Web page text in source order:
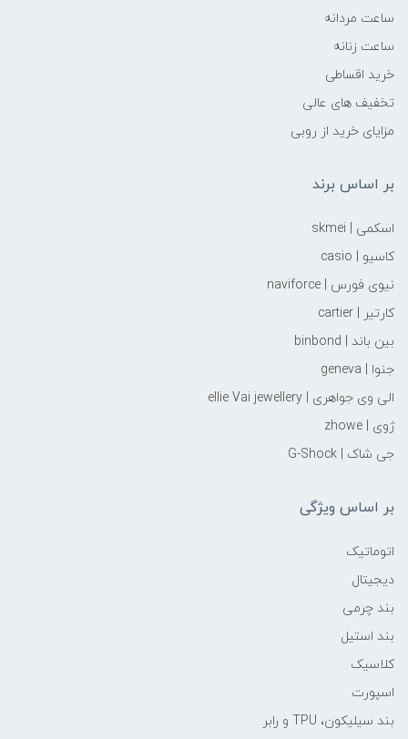
ساعت مردانه
ساعت زنانه
خرید اقساطی
تخفیف های عالی
مزایای خرید از روبی
بر اساس برند
اسکمی | skmei
کاسیو | casio
نیوی فورس | naviforce
کارتیر | cartier
بین باند | binbond
جنوا | geneva
الی وی جواهری | ellie Vai‌ jewellery
ژوی | zhowe
جی شاک | G-Shock
بر اساس ویژگی
اتوماتیک
دیجیتال
بند چرمی
بند استیل
کلاسیک
اسپورت
بند سیلیکون، TPU و رابر